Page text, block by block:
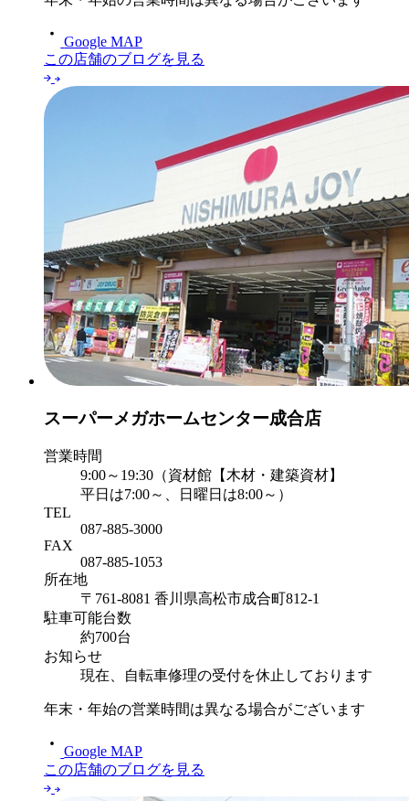
Google MAP
この店舗のブログを見る
スーパーメガホームセンター成合店
営業時間
9:00～19:30（資材館【木材・建築資材】
平日は7:00～、日曜日は8:00～）
TEL
087-885-3000
FAX
087-885-1053
所在地
〒761-8081 香川県高松市成合町812-1
駐車可能台数
約700台
お知らせ
現在、自転車修理の受付を休止しております
年末・年始の営業時間は異なる場合がございます
Google MAP
この店舗のブログを見る